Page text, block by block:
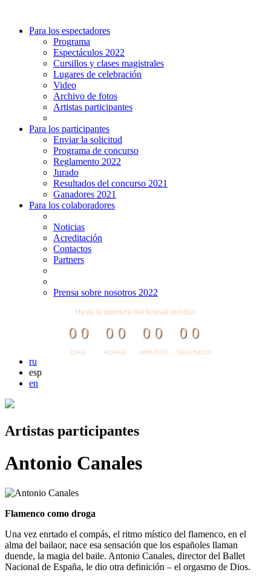
Para los espectadores
Programa
Espectáculos 2022
Cursillos y clases magistrales
Lugares de celebración
Video
Archivo de fotos
Artistas participantes
Para los participantes
Enviar la solicitud
Programa de concurso
Reglamento 2022
Jurado
Resultados del concurso 2021
Ganadores 2021
Para los colaboradores
Noticias
Acreditación
Contactos
Partners
Prensa sobre nosotros 2022
Hasta la apertura del festival quedan
DIAS
0 0
HORAS
0 0
MINUTOS
0 0
SEGUNDOS
0 0
ru
esp
en
Artistas participantes
Antonio Canales
Flamenco como droga
Una vez enrtado el compás, el ritmo místico del flamenco, en el
alma del bailaor, nace esa sensación que los españoles llaman
duende, la magia del baile. Antonio Canales, director del Ballet
Nacional de España, le dio otra definición – el orgasmo de Dios.